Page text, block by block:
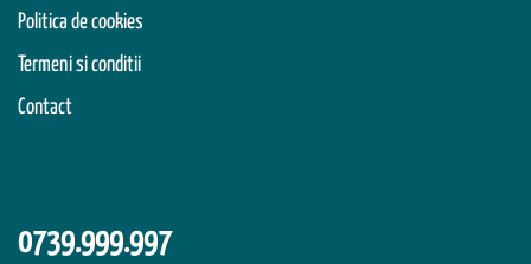
Politica de cookies
Termeni si conditii
Contact
0739.999.997